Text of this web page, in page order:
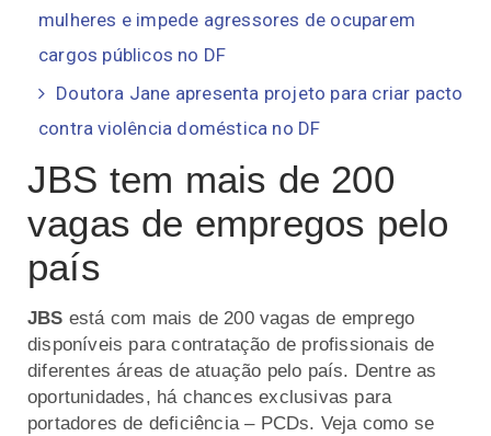
mulheres e impede agressores de ocuparem
cargos públicos no DF
Doutora Jane apresenta projeto para criar pacto
contra violência doméstica no DF
JBS tem mais de 200
vagas de empregos pelo
país
JBS está com mais de 200 vagas de emprego
disponíveis para contratação de profissionais de
diferentes áreas de atuação pelo país. Dentre as
oportunidades, há chances exclusivas para
portadores de deficiência – PCDs. Veja como se